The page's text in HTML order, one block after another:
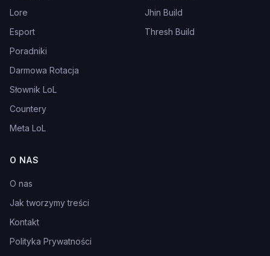
Lore
Esport
Poradniki
Darmowa Rotacja
Słownik LoL
Countery
Meta LoL
Jhin Build
Thresh Build
O NAS
O nas
Jak tworzymy treści
Kontakt
Polityka Prywatności